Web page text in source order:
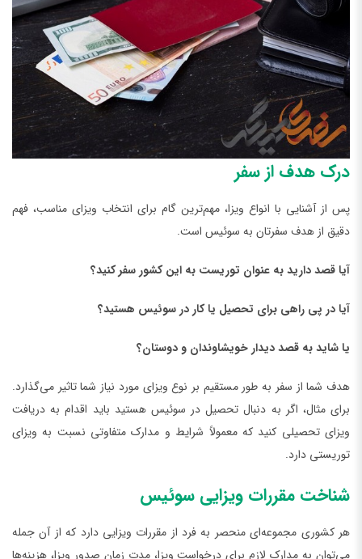
درک هدف از سفر
پس از آشنایی با انواع ویزا، مهم‌ترین گام برای انتخاب ویزای مناسب، فهم
دقیق از هدف سفرتان به سوئیس است.
آیا قصد دارید به عنوان توریست به این کشور سفر کنید؟
آیا در پی راهی برای تحصیل یا کار در سوئیس هستید؟
یا شاید به قصد دیدار خویشاوندان و دوستان؟
هدف شما از سفر به طور مستقیم بر نوع ویزای مورد نیاز شما تاثیر می‌گذارد.
برای مثال، اگر به دنبال تحصیل در سوئیس هستید باید اقدام به دریافت
ویزای تحصیلی کنید که معمولاً شرایط و مدارک متفاوتی نسبت به ویزای
توریستی دارد.
شناخت مقررات ویزایی سوئیس
هر کشوری مجموعه‌ای منحصر به فرد از مقررات ویزایی دارد که از آن جمله
می‌توان به مدارک لازم برای درخواست ویزا، مدت زمان صدور ویزا، هزینه‌ها